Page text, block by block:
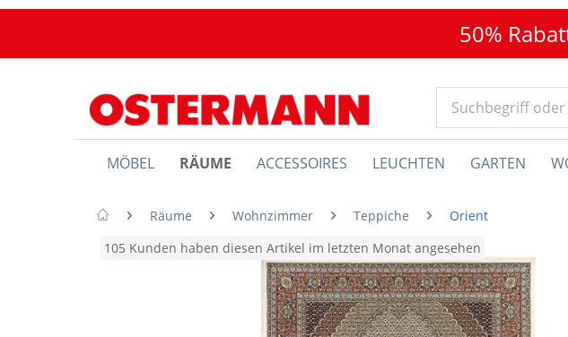
50%
MÖBEL RÄUME ACCESSOIRES LEUCHTEN GARTEN
Räume Wohnzimmer Teppiche
Orient
105 Kunden haben diesen Artikel im letzten Monat angesehen